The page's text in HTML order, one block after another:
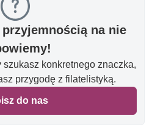
na nie
konkretnego znaczka,
przygodę z filatelistyką.
do nas